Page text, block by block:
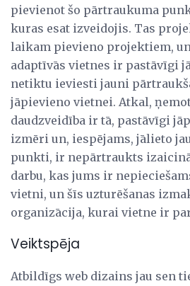
pievienot šo pārtraukuma
kuras esat izveidojis. Tas
laikam pievieno projektiem,
adaptīvās vietnes ir pastāvīgi
netiktu ieviesti jauni
jāpievieno vietnei. Atkal,
daudzveidība ir tā, pastāvīgi
izmēri un, iespējams, jālieto
punkti, ir nepārtraukts
darbu, kas jums ir
vietni, un šīs uzturēšanas
organizācija, kurai vietne ir
Veiktspēja
Atbildīgs web dizains jau sen